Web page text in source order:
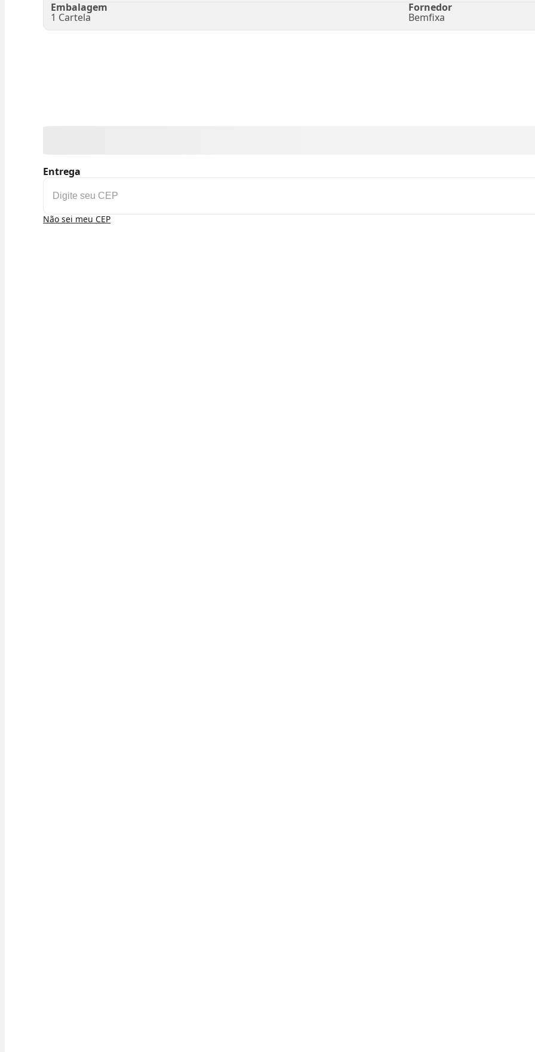
Embalagem
1 Cartela
Fornedor
Bemfixa
Entrega
Não sei meu CEP